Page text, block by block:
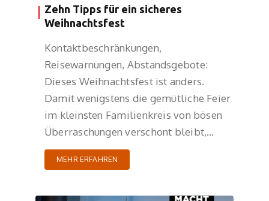
Zehn Tipps für ein sicheres
Weihnachtsfest
Kontaktbeschränkungen,
Reisewarnungen, Abstandsgebote:
Dieses Weihnachtsfest ist anders.
Damit wenigstens die gemütliche Feier
im kleinsten Familienkreis von bösen
Überraschungen verschont bleibt,…
MEHR ERFAHREN